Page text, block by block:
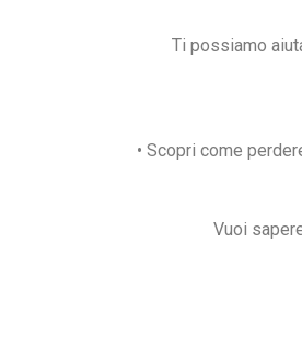
Ti possiamo
• Scopri come
Vuoi